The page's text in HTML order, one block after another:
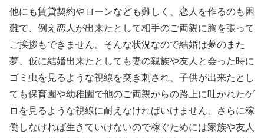
他にも賃貸契約やローンなども難しく、恋人を作るのも困
難で、例え恋人が出来たとして相手のご両親に胸を張って
ご挨拶もできません。そんな状況なので結婚は夢のまた
夢、仮に結婚出来たとしても妻の親族や友人と会った時に
ゴミ虫を見るような視線を突き刺され、子供が出来たとし
ても保育園や幼稚園で他のご両親からの路上に吐かれたゲ
ロを見るような視線に耐えなければいけません。さらに稼
働しなければ生きていけないので稼ぐためには家族や友人